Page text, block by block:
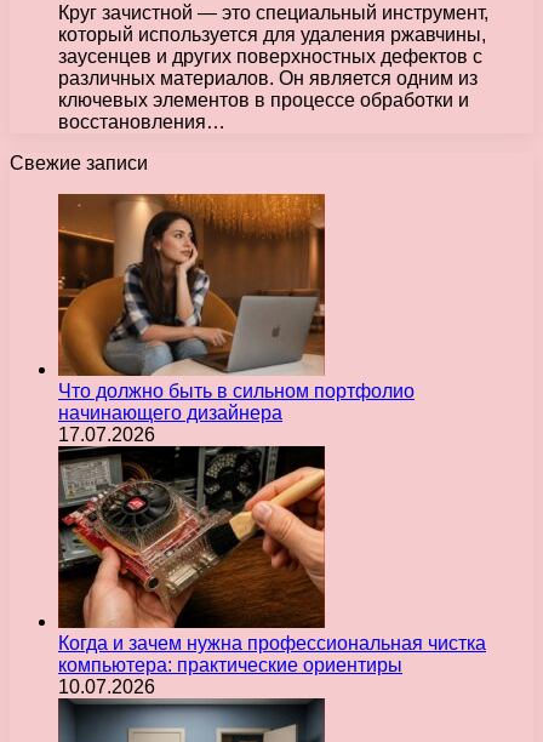
Круг зачистной — это специальный инструмент,
который используется для удаления ржавчины,
заусенцев и других поверхностных дефектов с
различных материалов. Он является одним из
ключевых элементов в процессе обработки и
восстановления…
Свежие записи
Что должно быть в сильном портфолио
начинающего дизайнера
17.07.2026
Когда и зачем нужна профессиональная чистка
компьютера: практические ориентиры
10.07.2026